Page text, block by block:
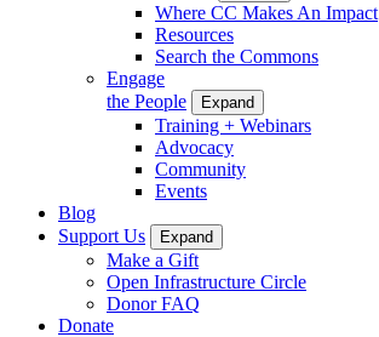
Where CC Makes An Impact
Resources
Search the Commons
Engage
the People
Expand
Training + Webinars
Advocacy
Community
Events
Blog
Support Us
Expand
Make a Gift
Open Infrastructure Circle
Donor FAQ
Donate